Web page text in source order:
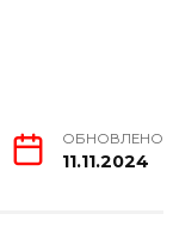
ОБНОВЛЕНО
11.11.2024